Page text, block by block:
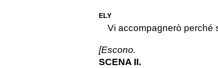
ELY
Vi accompagnerò perché
[Escono.
SCENA II.